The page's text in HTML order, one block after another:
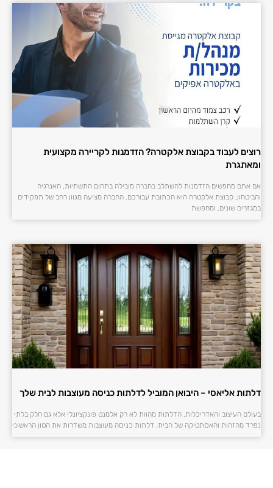
רוצים לעבוד בקבוצת אלקטרה? הזדמנות לקריירה מקצועית
ומאתגרת
אם אתם מחפשים הזדמנות להשתלב בחברה מובילה בתחום התשתיות, האנרגיה
והביטחון, קבוצת אלקטרה היא הכתובת עבורכם. החברה מציעה מגוון רחב של תפקידים
במגזרים שונים, ומחפשת
דלתות אליאסי – היבואן המוביל לדלתות כניסה מעוצבות לבית שלך
בעולם העיצוב והאדריכלות, הדלתות מהוות לא רק אלמנט פונקציונלי אלא גם חלק בלתי
נפרד מהזהות והאסתטיקה של הבית. דלתות כניסה מעוצבות משדרות את הטון הראשוני